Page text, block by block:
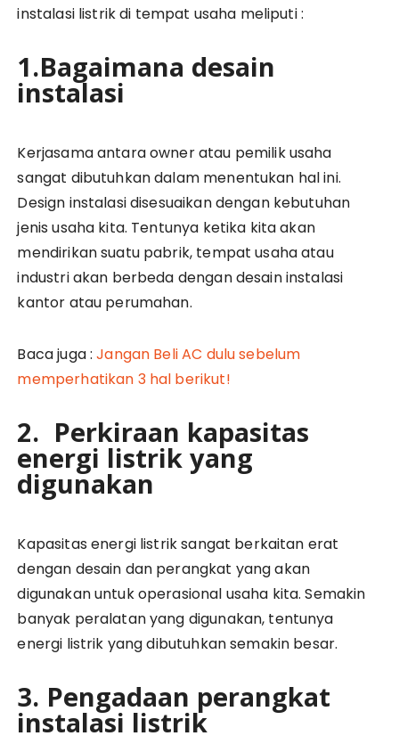
instalasi listrik di tempat usaha meliputi :
1.Bagaimana desain
instalasi
Kerjasama antara owner atau pemilik usaha
sangat dibutuhkan dalam menentukan hal ini.
Design instalasi disesuaikan dengan kebutuhan
jenis usaha kita. Tentunya ketika kita akan
mendirikan suatu pabrik, tempat usaha atau
industri akan berbeda dengan desain instalasi
kantor atau perumahan.
Baca juga :Jangan Beli AC dulu sebelum
memperhatikan 3 hal berikut!
2. Perkiraan kapasitas
energi listrik yang
digunakan
Kapasitas energi listrik sangat berkaitan erat
dengan desain dan perangkat yang akan
digunakan untuk operasional usaha kita. Semakin
banyak peralatan yang digunakan, tentunya
energi listrik yang dibutuhkan semakin besar.
3. Pengadaan perangkat
instalasi listrik